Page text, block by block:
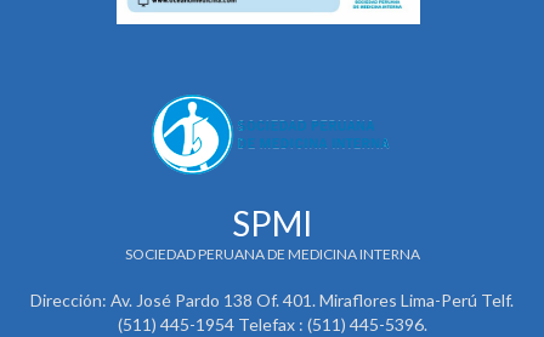
SPMI
SOCIEDAD PERUANA DE MEDICINA INTERNA
Dirección: Av. José Pardo 138 Of. 401. Miraflores Lima-Perú Telf.
(511) 445-1954 Telefax : (511) 445-5396.